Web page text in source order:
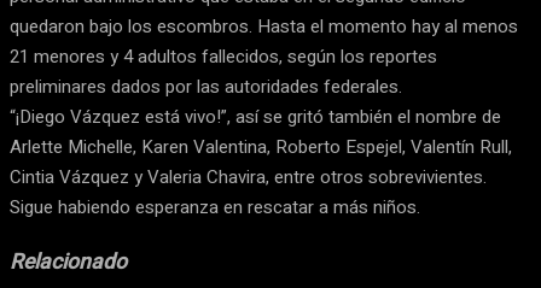
quedaron bajo los escombros. Hasta el momento hay al menos
21 menores y 4 adultos fallecidos, según los reportes
preliminares dados por las autoridades federales.
“¡Diego Vázquez está vivo!”, así se gritó también el nombre de
Arlette Michelle, Karen Valentina, Roberto Espejel, Valentín Rull,
Cintia Vázquez y Valeria Chavira, entre otros sobrevivientes.
Sigue habiendo esperanza en rescatar a más niños.
Relacionado